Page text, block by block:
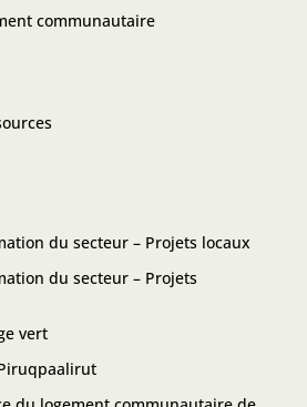
communautaire
du secteur – Projets locaux
du secteur – Projets
vert